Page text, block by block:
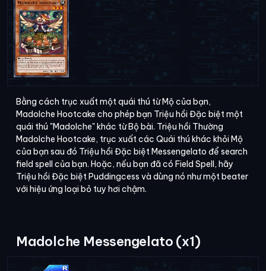
Bằng cách trục xuất một quái thú từ Mộ của bạn,
Madolche Hootcake cho phép bạn Triệu hồi Đặc biệt một
quái thú "Madolche" khác từ Bộ bài. Triệu hồi Thường
Madolche Hootcake, trục xuất các Quái thú khác khỏi Mộ
của bạn sau đó Triệu hồi Đặc biệt Messengelato để search
field spell của bạn. Hoặc, nếu bạn đã có Field Spell, hãy
Triệu hồi Đặc biệt Puddingcess và dùng nó như một beater
với hiệu ứng loại bỏ tuy hơi chậm.
Madolche Messengelato (x1)